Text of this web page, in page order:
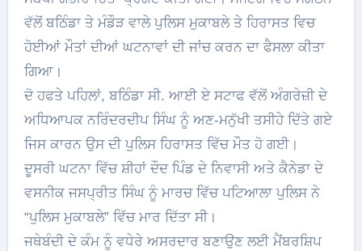
ਵੱਲੋਂ ਬਠਿੰਡਾ ਤੇ ਮੰਡੌੜ ਵਾਲੇ ਪੁਲਿਸ ਮੁਕਾਬਲੇ ਤੇ ਹਿਰਾਸਤ ਵਿਚ
ਹੋਈਆਂ ਮੌਤਾਂ ਦੀਆਂ ਘਟਨਾਵਾਂ ਦੀ ਜਾਂਚ ਕਰਨ ਦਾ ਫੈਸਲਾ ਕੀਤਾ
ਗਿਆ।
ਦੋ ਹਫਤੇ ਪਹਿਲਾਂ, ਬਠਿੰਡਾ ਸੀ. ਆਈ ਏ ਸਟਾਫ ਵੱਲੋਂ ਅੰਗਰੇਜ਼ੀ ਦੇ
ਅਧਿਆਪਕ ਨਰਿੰਦਰਦੀਪ ਸਿੰਘ ਨੂੰ ਅਣ-ਮਨੁੱਖੀ ਤਸੀਹੇ ਦਿੱਤੇ ਗਏ
ਜਿਸ ਕਾਰਨ ਉਸ ਦੀ ਪੁਲਿਸ ਹਿਰਾਸਤ ਵਿੱਚ ਮੌਤ ਹੋ ਗਈ।
ਦੂਸਰੀ ਘਟਨਾ ਵਿੱਚ ਸ਼ੀਹਾਂ ਦੌਦ ਪਿੰਡ ਦੇ ਨਿਵਾਸੀ ਅਤੇ ਕੈਨੇਡਾ ਦੇ
ਵਸਨੀਕ ਜਸਪ੍ਰੀਤ ਸਿੰਘ ਨੂੰ ਮਾਰਚ ਵਿੱਚ ਪਟਿਆਲਾ ਪੁਲਿਸ ਨੇ
“ਪੁਲਿਸ ਮੁਕਾਬਲੇ” ਵਿੱਚ ਮਾਰ ਦਿੱਤਾ ਸੀ।
ਜਥੇਬੰਦੀ ਦੇ ਕੰਮ ਨੂੰ ਵਧੇਰੇ ਅਸਰਦਾਰ ਬਣਾਉਣ ਲਈ ਮੈਂਬਰਸ਼ਿਪ